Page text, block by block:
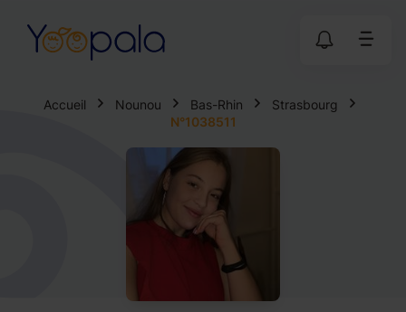
Accueil Nounou Bas-Rhin
Strasbourg
N°1038511